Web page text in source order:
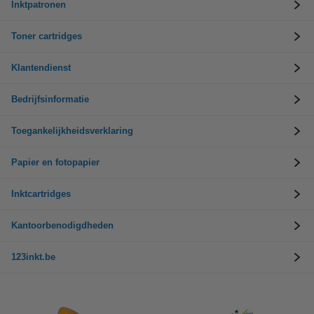
Inktpatronen
Toner cartridges
Klantendienst
Bedrijfsinformatie
Toegankelijkheidsverklaring
Papier en fotopapier
Inktcartridges
Kantoorbenodigdheden
123inkt.be